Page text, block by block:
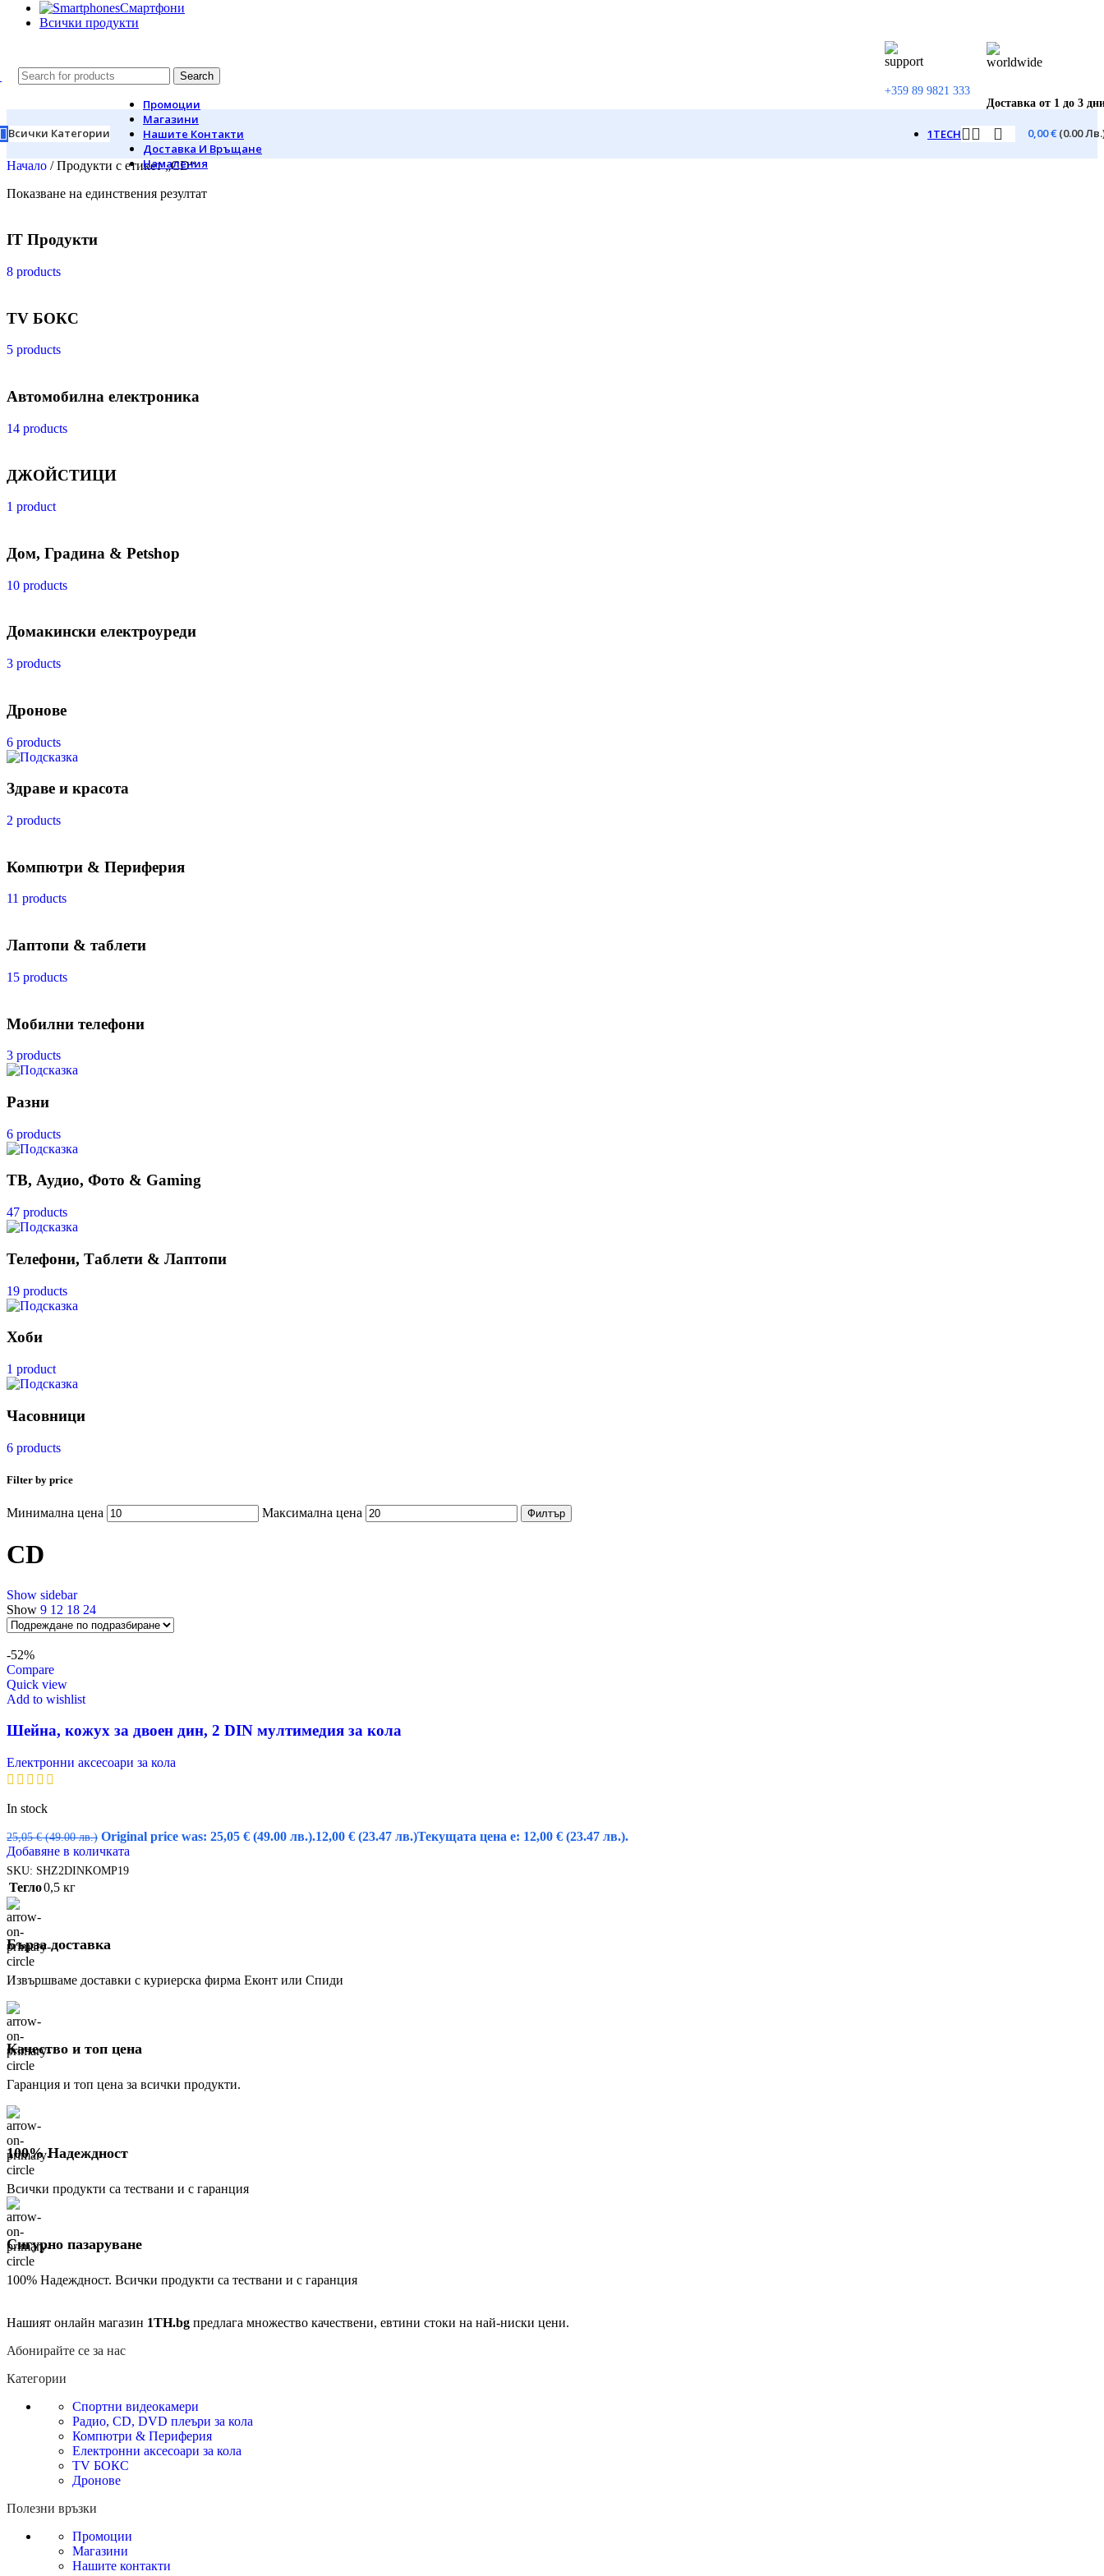
Смартфони
Всички продукти
Search
+359 89 9821 333
Доставка от 1 до 3
Всички Категории
Промоции
Магазини
Нашите Контакти
Доставка И Връщане
Намаления
1TECH 0,00€ (0.00
Начало / Продукти с етикет „CD“
Показване на единствения резултат
IT Продукти
8 products
TV БОКС
5 products
Автомобилна електроника
14 products
ДЖОЙСТИЦИ
1 product
Дом, Градина & Petshop
10 products
Домакински електроуреди
3 products
Дронове
6 products
Здраве и красота
2 products
Компютри & Периферия
11 products
Лаптопи & таблети
15 products
Мобилни телефони
3 products
Разни
6 products
ТВ, Аудио, Фото & Gaming
47 products
Телефони, Таблети & Лаптопи
19 products
Хоби
1 product
Часовници
6 products
Filter by price
Минимална цена Максимална цена Филтър
CD
Show sidebar
Show 9 12 18 24
-52%
Compare
Quick view
Add to wishlist
Шейна, кожух за двоен дин, 2 DIN мултимедия за кола
Електронни аксесоари за кола
In stock
25,05€ (49.00 лв.) Original price was: 25,05 € (49.00 лв.).12,00 € (23.47 лв.)Текущата цена е: 12,00 € (23.47 лв.).
Добавяне в количката
SKU: SHZ2DINKOMP19
Тегло0,5 кг
Бърза доставка
Извършваме доставки с куриерска фирма Еконт или Спиди
Качество и топ цена
Гаранция и топ цена за всички продукти.
100% Надеждност
Всички продукти са тествани и с гаранция
Сигурно пазаруване
100% Надеждност. Всички продукти са тествани и с гаранция
Нашият онлайн магазин 1TH.bg предлага множество качествени, евтини стоки на най-ниски цени.
Абонирайте се за нас
Категории
Спортни видеокамери
Радио, CD, DVD плеъри за кола
Компютри & Периферия
Електронни аксесоари за кола
TV БОКС
Дронове
Полезни връзки
Промоции
Магазини
Нашите контакти